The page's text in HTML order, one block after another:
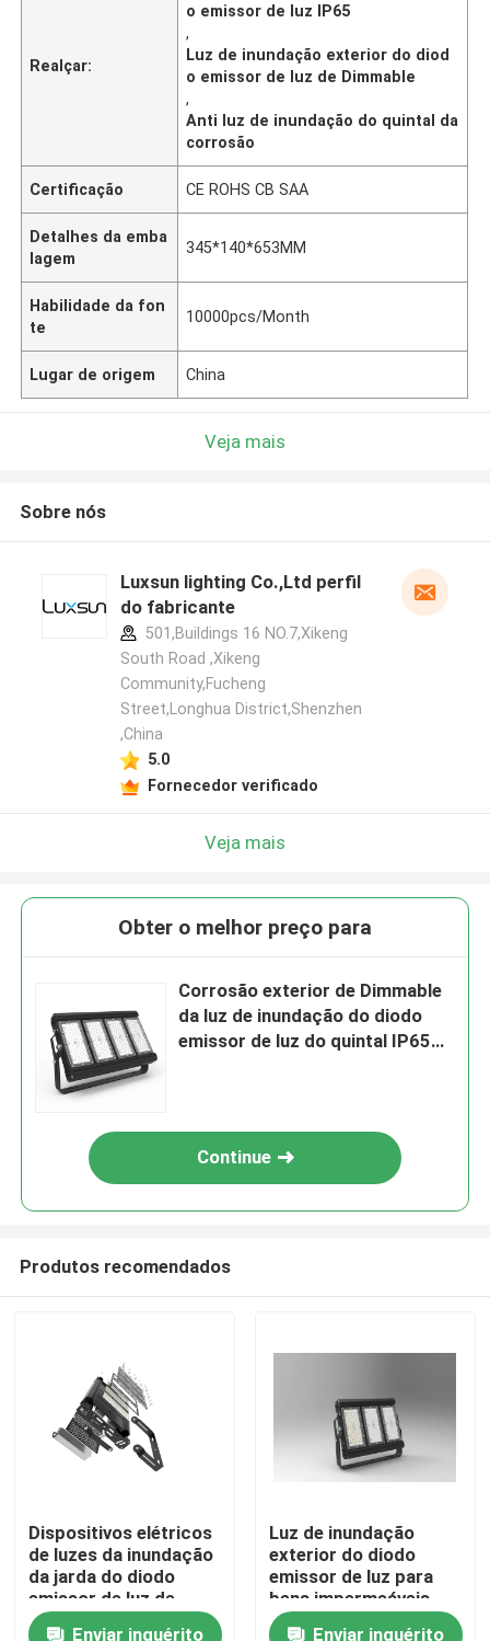
Produtos
vídeos
Realçar:
o emissor de luz IP65
,
Luz de inundação exterior do diod
o emissor de luz de Dimmable
,
Anti luz de inundação do quintal da
corrosão
Certificação CE ROHS CB SAA
Detalhes da emba
lagem
345*140*653MM
Habilidade da fon
te
10000pcs/Month
Lugar de origem China
Veja mais
Sobre nós
Luxsun lighting Co.,Ltd perfil
do fabricante
501,Buildings 16 NO.7,Xikeng
South Road ,Xikeng
Community,Fucheng
Street,Longhua District,Shenzhen
,China
5.0
Fornecedor verificado
Veja mais
Obter o melhor preço para
Corrosão exterior de Dimmable
da luz de inundação do diodo
emissor de luz do quintal IP65
Continue
Produtos recomendados
Dispositivos elétricos
de luzes da inundação
da jarda do diodo
emissor de luz de
80W-250W IP65 de
Enviar inquérito
Luz de inundação
exterior do diodo
emissor de luz para
bens impermeáveis
exteriores
Enviar inquérito